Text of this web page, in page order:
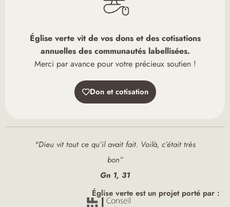
Église verte vit de vos dons et des cotisations
annuelles des communautés labellisées.
Merci par avance pour votre précieux soutien !
Don et cotisation
"Dieu vit tout ce qu’il avait fait. Voilà, c’était très
bon”
Gn 1, 31
Église verte est un projet porté par :